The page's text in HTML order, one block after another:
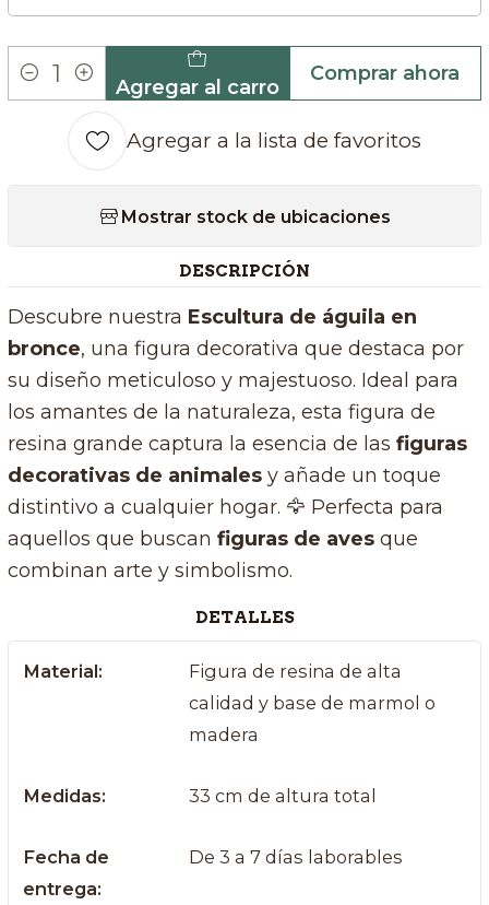
Cantidad Agregar al carro
Comprar ahora
Agregar a la lista de favoritos
Mostrar stock de ubicaciones
DESCRIPCIÓN
Descubre nuestra Escultura de águila en
bronce, una figura decorativa que destaca por
su diseño meticuloso y majestuoso. Ideal para
los amantes de la naturaleza, esta figura de
resina grande captura la esencia de las figuras
decorativas de animalesy añade un toque
distintivo a cualquier hogar. 🦅 Perfecta para
aquellos que buscan figuras de avesque
combinan arte y simbolismo.
DETALLES
Material:
Figura de resina de alta
calidad y base de marmol o
madera
Medidas: 33 cm de altura total
Fecha de
entrega:
De 3 a 7 días laborables